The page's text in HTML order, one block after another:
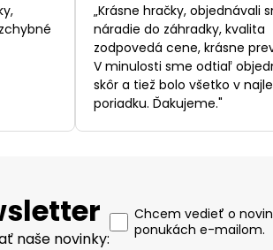
/
„Krásne hračky, objednávali
náradie do záhradky, kvalita
zodpovedá cene, krásne
V minulosti sme odtiaľ
skôr a tiež bolo všetko v
poriadku. Ďakujeme."
naše novinky:
Chcem vedieť o
ponukách e-mailom.